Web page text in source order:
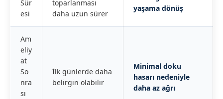
Sür
esi
toparlanması
daha uzun sürer
yaşama dönüş
Am
eliy
at
So
nra
sı
İlk günlerde daha
belirgin olabilir
Minimal doku
hasarı nedeniyle
daha az ağrı